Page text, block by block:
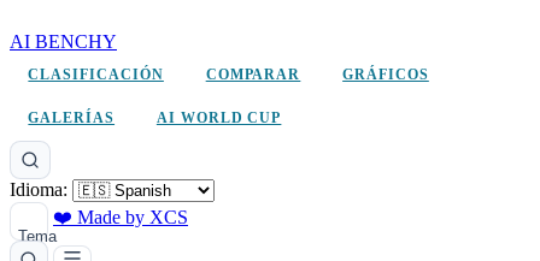
AI BENCHY
CLASIFICACIÓN COMPARAR GRÁFICOS
GALERÍAS AI WORLD CUP
Idioma:
Tema
❤️ Made by XCS